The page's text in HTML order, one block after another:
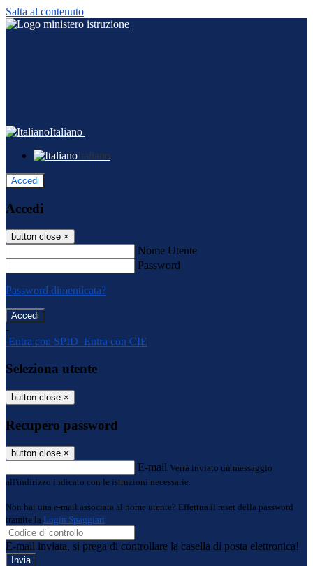
Salta al contenuto
Italiano
Italiano
Accedi
Accedi
button close ×
Nome Utente
Password
Password dimenticata?
-
Entra con SPID Entra con CIE
Seleziona utente
button close ×
Recupero password
button close ×
E-mail Verrà inviato un messaggio
all'indirizzo indicato con le istruzioni necessarie.
Non hai una e-mail associata al nome utente? Effettua il reset della password
tramite la Login Spaggiari
E-mail inviata, si prega di controllare la casella di posta elettronica!